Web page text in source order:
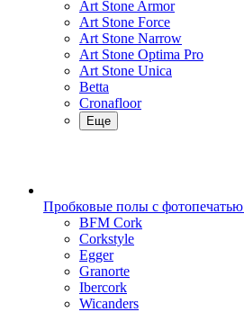
Art Stone Armor
Art Stone Force
Art Stone Narrow
Art Stone Optima Pro
Art Stone Unica
Betta
Cronafloor
Еще
Пробковые полы с фотопечатью
BFM Cork
Corkstyle
Egger
Granorte
Ibercork
Wicanders